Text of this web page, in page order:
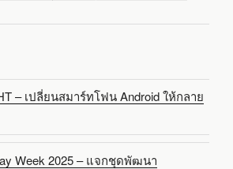
– เปลี่ยนสมาร์ทโฟน Android ให้กลาย
Week 2025 – แจกชุดพัฒนา